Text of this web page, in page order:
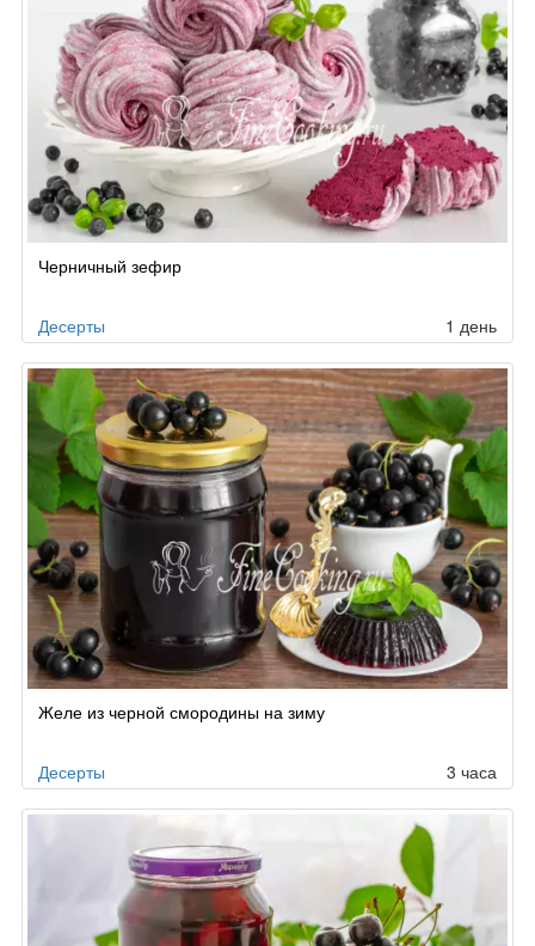
Черничный зефир
Десерты 1 день
Желе из черной смородины на зиму
Десерты 3 часа